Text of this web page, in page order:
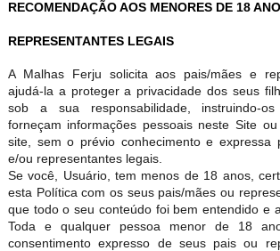
RECOMENDAÇÃO AOS MENORES DE 18
REPRESENTANTES LEGAIS
A Malhas Ferju solicita aos pais/mães e
ajudá-la a proteger a privacidade dos seus
sob a sua responsabilidade, instruindo-
forneçam informações pessoais neste Site
site, sem o prévio conhecimento e expressa
e/ou representantes legais.
Se você, Usuário, tem menos de 18 anos,
esta Política com os seus pais/mães ou
que todo o seu conteúdo foi bem entendido e
Toda e qualquer pessoa menor de 18
consentimento expresso de seus pais ou